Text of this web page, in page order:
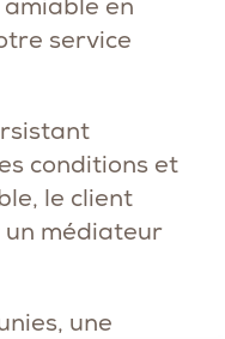
service
conditions et
le client
médiateur
une